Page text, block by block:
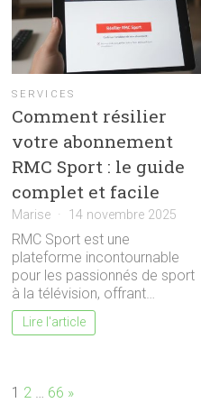
SERVICES
Comment résilier
votre abonnement
RMC Sport : le guide
complet et facile
Marise 14 novembre 2025
RMC Sport est une
plateforme incontournable
pour les passionnés de sport
à la télévision, offrant…
Lire l'article
Page:
1 2 … 66 Next
»